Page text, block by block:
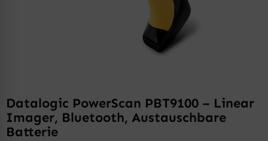
Datalogic PowerScan PBT9100 – Linear
Imager, Bluetooth, Austauschbare
Batterie